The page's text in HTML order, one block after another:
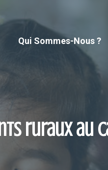
Qui Sommes-Nous ?
ruraux au